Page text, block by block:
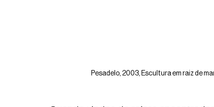
Pesadelo, 2003, Escultura em raiz de